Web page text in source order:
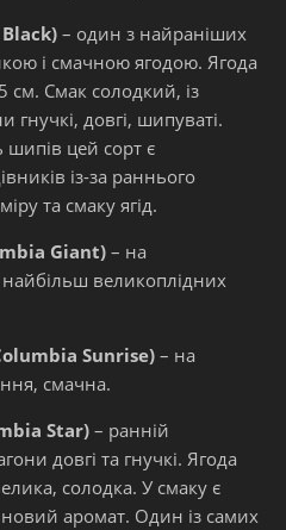
– один з найраніших
і смачною ягодою. Ягода
см. Смак солодкий, із
довгі, шипуваті.
цей сорт є
із-за раннього
та смаку ягід.
Giant) – на
великоплідних
Sunrise)– на
смачна.
Star) – ранній
довгі та гнучкі. Ягода
солодка. У смаку є
аромат. Один із самих